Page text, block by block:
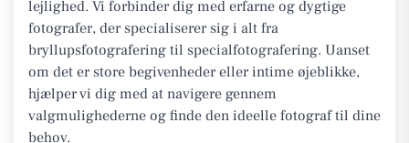
lejlighed. Vi forbinder dig med erfarne og dygtige
fotografer, der specialiserer sig i alt fra
bryllupsfotografering til specialfotografering. Uanset
om det er store begivenheder eller intime øjeblikke,
hjælper vi dig med at navigere gennem
valgmulighederne og finde den ideelle fotograf til dine
behov.